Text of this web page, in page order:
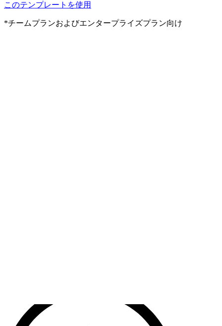
このテンプレートを使用
*チームプランおよびエンタープライズプラン向け